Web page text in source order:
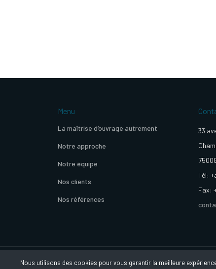
Menu
La maîtrise d’ouvrage autrement
Notre approche
Notre équipe
Nos clients
Nos références
33
Tél:
Fax:
Nous utilisons des cookies pour vous garantir la meilleure